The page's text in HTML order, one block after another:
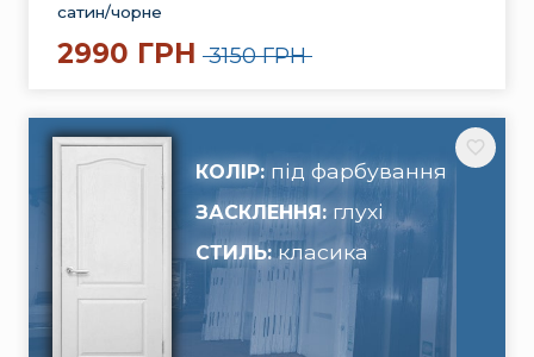
сатин/чорне
2990 ГРН 3150 ГРН
КОЛІР: під фарбування
ЗАСКЛЕННЯ: глухі
СТИЛЬ:класика